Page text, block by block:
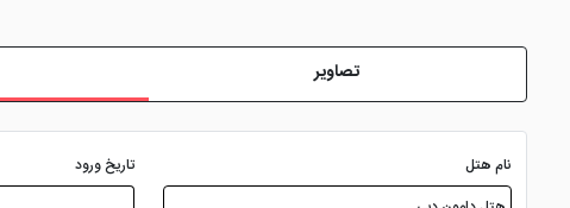
تصاویر
نام هتل تاریخ ورود